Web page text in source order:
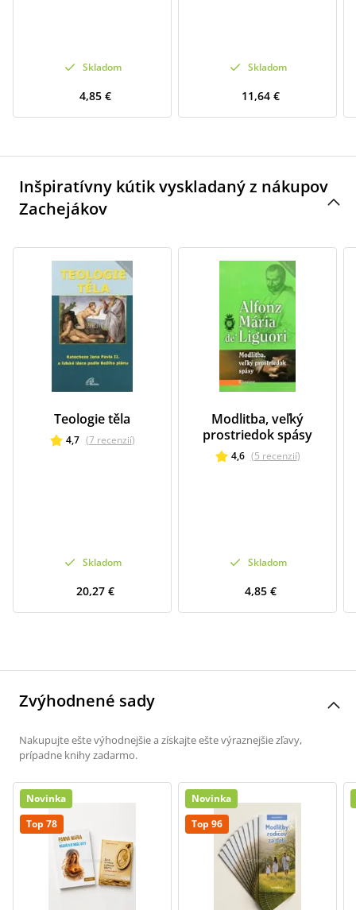
Skladom
4,85 €
Skladom
11,64 €
Inšpiratívny kútik vyskladaný z nákupov
Zachejákov
Teologie těla
4,7 (7 recenzií)
Skladom
20,27 €
Modlitba, veľký
prostriedok spásy
4,6 (5 recenzií)
Skladom
4,85 €
Zvýhodnené sady
Nakupujte ešte výhodnejšie a získajte ešte výraznejšie zľavy,
prípadne knihy zadarmo.
Novinka
Top 78
Novinka
Top 96